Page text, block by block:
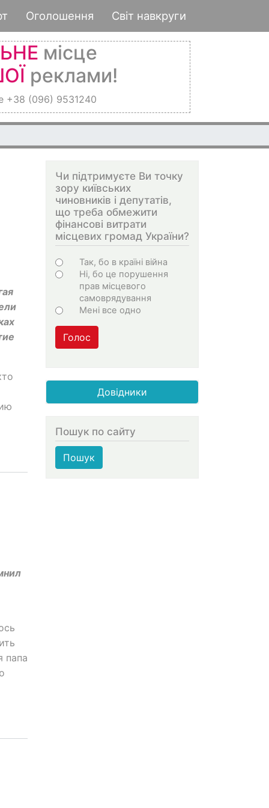
Оголошення Світ навкруги
місце
реклами!
+38 (096) 9531240
папа
Чи підтримуєте Ви точку
зору київських
чиновників і депутатів,
що треба обмежити
фінансові витрати
місцевих громад України?
Choices
Так, бо в країні війна
Ні, бо це порушення
прав місцевого
самоврядування
Мені все одно
Голос
Довідники
Пошук по сайту
Пошук